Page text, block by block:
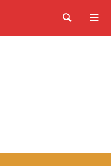
検索